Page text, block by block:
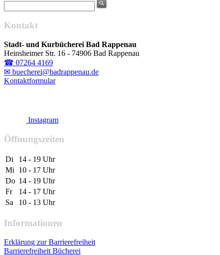
Kontakt
Stadt- und Kurbücherei Bad Rappenau
Heinsheimer Str. 16 - 74906 Bad Rappenau
☎ 07264 4169
✉ buecherei@badrappenau.de
Kontaktformular
Instagram
Öffnungszeiten
Di
14 - 19 Uhr
Mi
10 - 17 Uhr
Do 14 - 19 Uhr
Fr
14 - 17 Uhr
Sa
10 - 13 Uhr
Informationen
Erklärung zur Barrierefreiheit
Barrierefreiheit Bücherei